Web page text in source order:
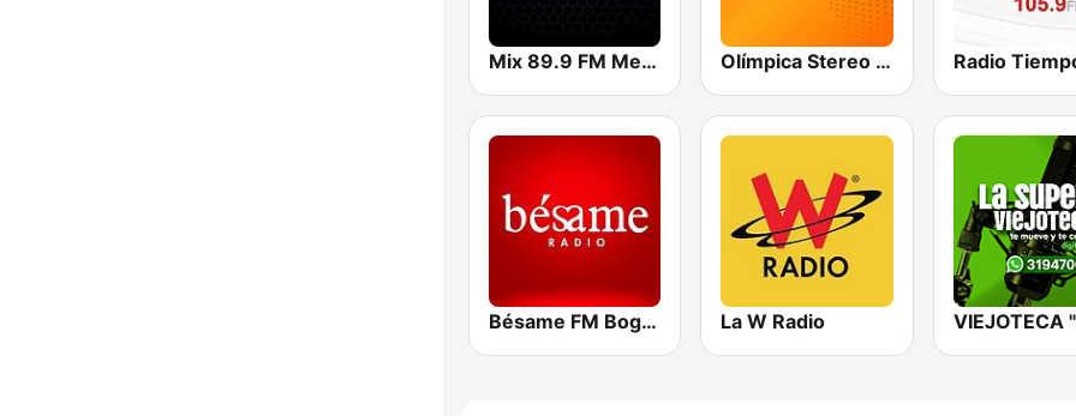
Mix 89.9 FM Medellin Olímpica Stereo Bogotá 105.9 FM
Bésame FM Bogotá La W Radio